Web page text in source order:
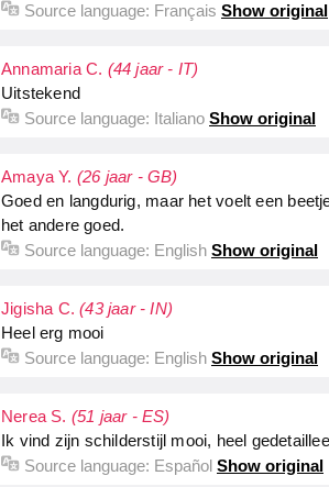
Source language: Français Show original
Annamaria C. (44 jaar - IT)
Uitstekend
Source language: Italiano Show original
Amaya Y. (26 jaar - GB)
Goed en langdurig, maar het voelt een
het andere goed.
Source language: English Show original
Jigisha C.(43 jaar - IN)
Heel erg mooi
Source language: English Show original
Nerea S. (51 jaar - ES)
Ik vind zijn schilderstijl mooi, heel
Source language: Español Show original